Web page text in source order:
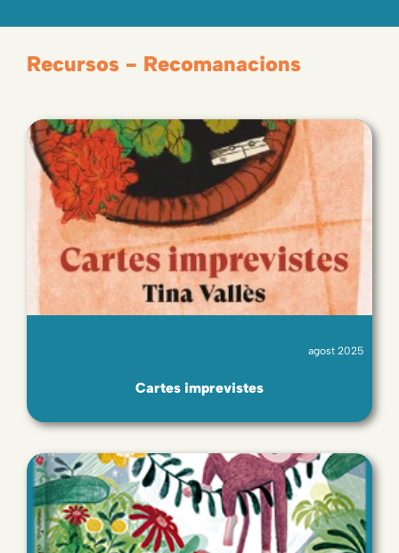
Recursos - Recomanacions
agost 2025
Cartes imprevistes